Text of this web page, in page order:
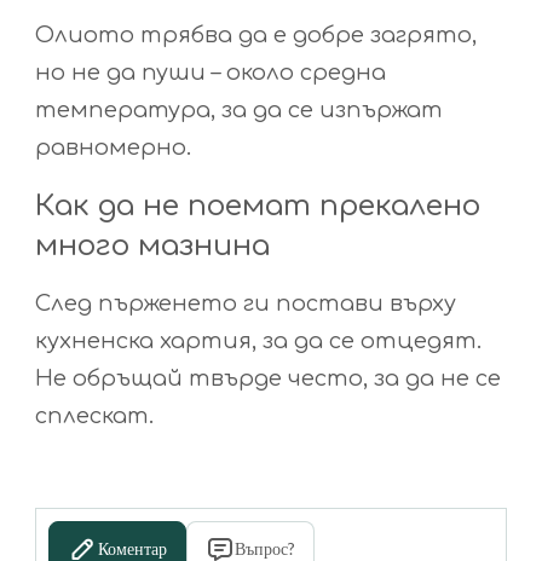
Олиото трябва да е добре загрято,
но не да пуши – около средна
температура, за да се изпържат
равномерно.
Как да не поемат прекалено
много мазнина
След пърженето ги постави върху
кухненска хартия, за да се отцедят.
Не обръщай твърде често, за да не се
сплескат.
Коментар Въпрос?